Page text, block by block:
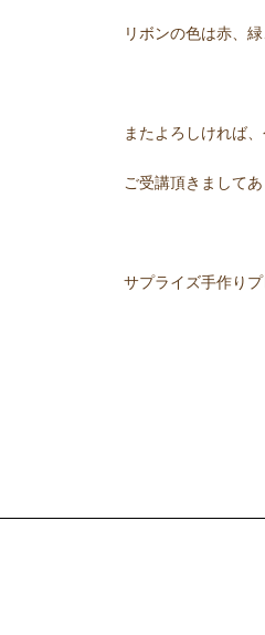
リボンの色は赤、
またよろしければ
ご受講頂きまして
サプライズ手作り